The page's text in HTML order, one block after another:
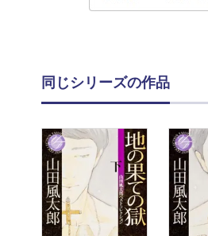
同じシリーズの作品